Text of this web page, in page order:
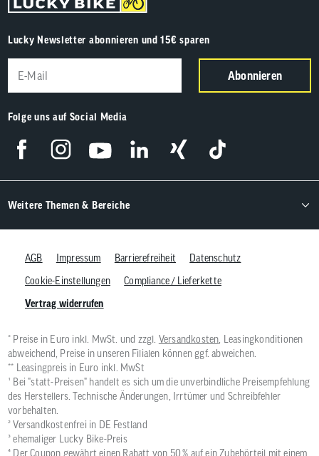
Lucky Newsletter abonnieren und 15€ sparen
Abonnieren
Folge uns auf Social Media
Weitere Themen & Bereiche
AGB Impressum Barrierefreiheit
Datenschutz
Cookie-Einstellungen
Compliance / Lieferkette
Vertrag widerrufen
* Preise in Euro inkl. MwSt. und zzgl. Versandkosten , Leasingkonditionen
abweichend, Preise in unseren Filialen können ggf. abweichen.
** Leasingpreis in Euro inkl. MwSt
¹ Bei "statt-Preisen" handelt es sich um die unverbindliche Preisempfehlung
des Herstellers. Technische Änderungen, Irrtümer und Schreibfehler
vorbehalten.
² Versandkostenfrei in DE Festland
³ ehemaliger Lucky Bike-Preis
⁴ Der Coupon gewährt einen Rabatt von 50 % auf ein Zubehörteil mit einem